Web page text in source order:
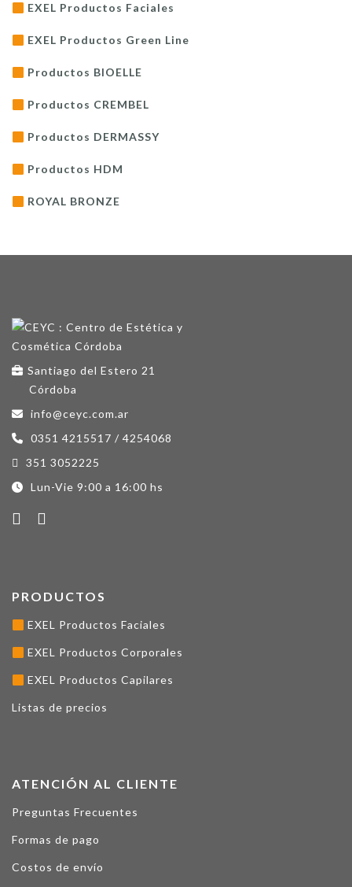
EXEL Productos Faciales
EXEL Productos Green Line
Productos BIOELLE
Productos CREMBEL
Productos DERMASSY
Productos HDM
ROYAL BRONZE
Santiago del Estero 21
Córdoba
info@ceyc.com.ar
0351 4215517 / 4254068
351 3052225
Lun-Vie 9:00 a 16:00 hs
PRODUCTOS
EXEL Productos Faciales
EXEL Productos Corporales
EXEL Productos Capilares
Listas de precios
ATENCIÓN AL CLIENTE
Preguntas Frecuentes
Formas de pago
Costos de envío